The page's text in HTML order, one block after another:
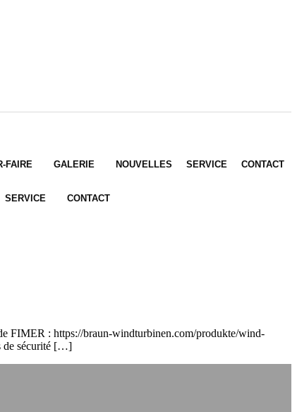
FAIRE GALERIE NOUVELLES SERVICE CONTACT
SERVICE CONTACT
FIMER : https://braun-windturbinen.com/produkte/wind-
de sécurité […]